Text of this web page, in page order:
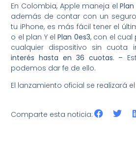
En Colombia, Apple maneja el
además de contar con un
tu iPhone, es más fácil tener el
o el plan Y elPlan 0es3, con el
cualquier dispositivo sin cuota
interés hasta en 36 cuotas. –
podemos dar fe de ello.
El lanzamiento oficial se realizará
Comparte esta noticia: